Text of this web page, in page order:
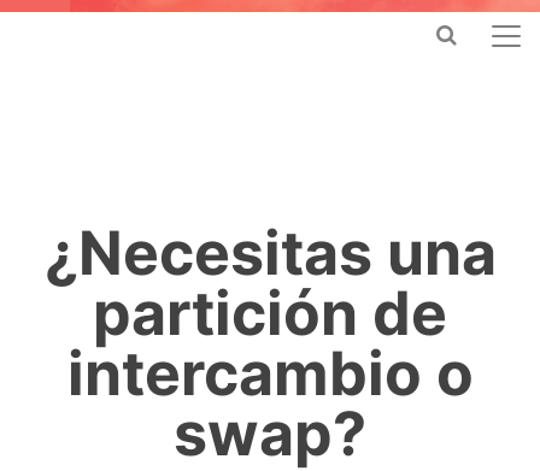
¿Necesitas una
partición de
intercambio o
swap?